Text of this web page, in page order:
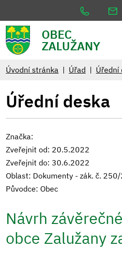
OBEC
ZALUŽANY
Úvodní stránka Úřad Úřední
Úřední deska
Značka:
Zveřejnit od: 20.5.2022
Zveřejnit do: 30.6.2022
Oblast: Dokumenty - zák. č.
Původce: Obec
Návrh
obce Zalužany